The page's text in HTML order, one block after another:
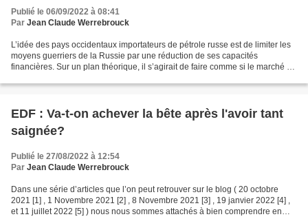
Publié le 06/09/2022 à 08:41
Par Jean Claude Werrebrouck
L’idée des pays occidentaux importateurs de pétrole russe est de limiter les
moyens guerriers de la Russie par une réduction de ses capacités
financières. Sur un plan théorique, il s’agirait de faire comme si le marché du
EDF : Va-t-on achever la bête après l'avoir tant
saignée?
Publié le 27/08/2022 à 12:54
Par Jean Claude Werrebrouck
Dans une série d’articles que l’on peut retrouver sur le blog ( 20 octobre
2021 [1] , 1 Novembre 2021 [2] , 8 Novembre 2021 [3] , 19 janvier 2022 [4] ,
et 11 juillet 2022 [5] ) nous nous sommes attachés à bien comprendre en